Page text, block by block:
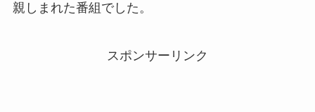
親しまれた番組でした。
スポンサーリンク